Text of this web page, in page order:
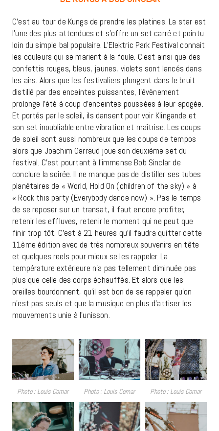
C’est au tour de Kungs de prendre les platines. La star est
l’une des plus attendues et s’offre un set carré et pointu
loin du simple bal populaire. L’Elektric Park Festival connait
les couleurs qui se marient à la foule. C’est ainsi que des
confettis rouges, bleus, jaunes, violets sont lancés dans
les airs. Alors que les festivaliers plongent dans le bruit
distillé par des enceintes puissantes, l’évènement
prolonge l’été à coup d’enceintes poussées à leur apogée.
Et portés par le soleil, ils dansent pour voir Klingande et
son set inoubliable entre vibration et maîtrise. Les coups
de soleil sont aussi nombreux que les coups de tempos
alors que Joachim Garraud joue son deuxième set du
festival. C’est pourtant à l’immense Bob Sinclar de
conclure la soirée. Il ne manque pas de distiller ses tubes
planétaires de « World, Hold On (children of the sky) » à
« Rock this party (Everybody dance now) ». Pas le temps
de se reposer sur un transat, il faut encore profiter,
retenir les effluves, retenir le moment qui ne peut que
finir trop tôt. C’est à 21 heures qu’il faudra quitter cette
11ème édition avec de très nombreux souvenirs en tête
et quelques reels pour mieux se les rappeler. La
température extérieure n’a pas tellement diminuée pas
plus que celle des corps échauffés. Et alors que les
oreilles bourdonnent, qu’il est bon de se rappeler qu’on
n’est pas seuls et que la musique en plus d’attiser les
mouvements unie à l’unisson.
Photo : Louis Comar Photo : Louis Comar Photo : Louis Comar